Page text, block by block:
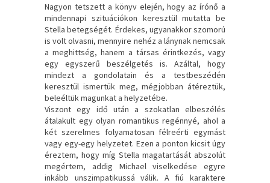
Nagyon tetszett a könyv elején, hogy az írónő a
mindennapi szituációkon keresztül mutatta be
Stella betegségét. Érdekes, ugyanakkor szomorú
is volt olvasni, mennyire nehéz a lánynak nemcsak
a meghittség, hanem a társas érintkezés, vagy
egy egyszerű beszélgetés is. Azáltal, hogy
mindezt a gondolatain és a testbeszédén
keresztül ismertük meg, mégjobban átéreztük,
beleéltük magunkat a helyzetébe.
Viszont egy idő után a szokatlan elbeszélés
átalakult egy olyan romantikus regénnyé, ahol a
két szerelmes folyamatosan félreérti egymást
vagy egy-egy helyzetet. Ezen a ponton kicsit úgy
éreztem, hogy míg Stella magatartását abszolút
megértem, addig Michael viselkedése egyre
inkább unszimpatikussá válik. A fiú karaktere